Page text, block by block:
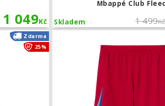
1 049Kč
Mbappé Club
1 499Kč
Skladem
Zdarma
25%